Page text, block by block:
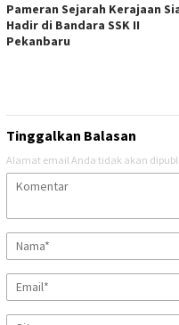
Pameran Sejarah Kerajaan
Hadir di Bandara SSK II
Pekanbaru
Tinggalkan Balasan
Alamat email Anda tidak akan